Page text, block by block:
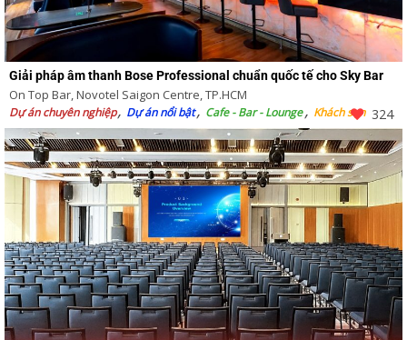
Giải pháp âm thanh Bose Professional chuẩn quốc tế cho Sky Bar
On Top Bar, Novotel Saigon Centre, TP.HCM
Dự án chuyên nghiệp Dự án nổi bật Cafe - Bar - Lounge Khách sạn 324